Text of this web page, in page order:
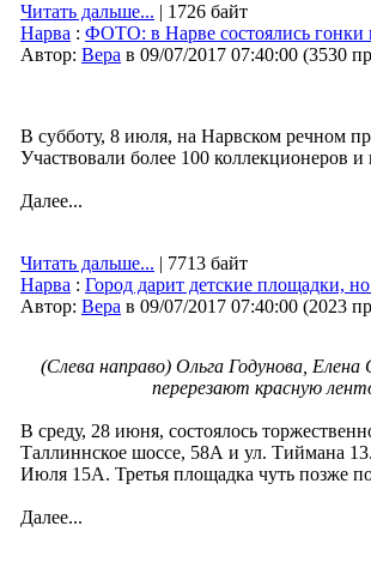
Читать дальше... | 1726 байт
Нарва : ФОТО: в Нарве состоялись гонки
Автор: Bepa в 09/07/2017 07:40:00 (3530
В субботу, 8 июля, на Нарвском речном
Участвовали более 100 коллекционеров
Далее...
Читать дальше... | 7713 байт
Нарва : Город дарит детские площадки,
Автор: Bepa в 09/07/2017 07:40:00 (2023
(Слева направо) Ольга Годунова,
перерезают красную
В среду, 28 июня, состоялось
Таллиннское шоссе, 58А и ул. Тиймана
Июля 15A. Третья площадка чуть позже
Далее...